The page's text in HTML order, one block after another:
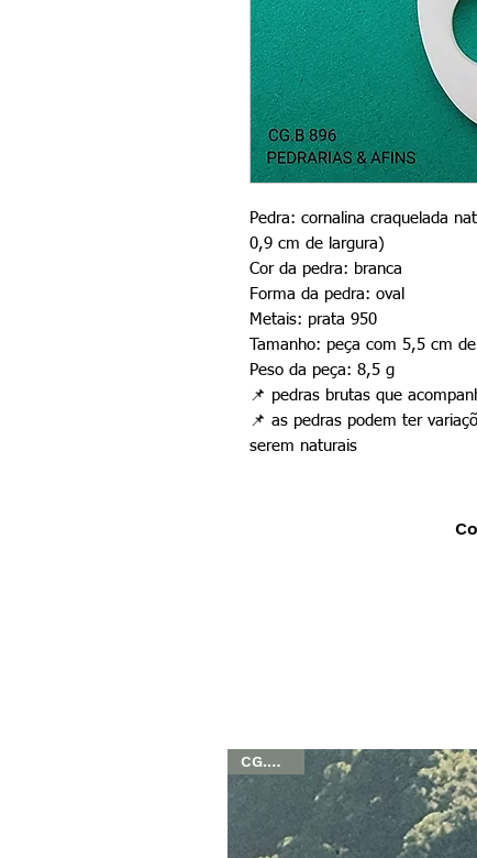
Pedra: cornalina craquelada
0,9 cm de largura)
Cor da pedra: branca
Forma da pedra: oval
Metais: prata 950
Tamanho: peça com 5,5 cm
Peso da peça: 8,5 g
📌 pedras brutas que
📌 as pedras podem ter
serem naturais
CG.B 500